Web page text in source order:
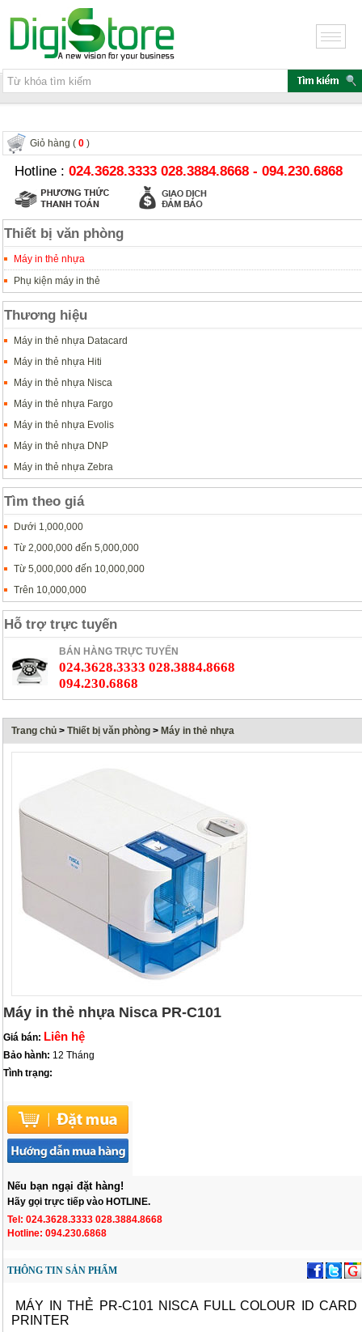
Giỏ hàng ( 0 )
Hotline : 024.3628.3333 028.3884.8668 - 094.230.6868
Thiết bị văn phòng
Máy in thẻ nhựa
Phụ kiện máy in thẻ
Thương hiệu
Máy in thẻ nhựa Datacard
Máy in thẻ nhựa Hiti
Máy in thẻ nhựa Nisca
Máy in thẻ nhựa Fargo
Máy in thẻ nhựa Evolis
Máy in thẻ nhựa DNP
Máy in thẻ nhựa Zebra
Tìm theo giá
Dưới 1,000,000
Từ 2,000,000 đến 5,000,000
Từ 5,000,000 đến 10,000,000
Trên 10,000,000
Hỗ trợ trực tuyến
BÁN HÀNG TRỰC TUYẾN
024.3628.3333 028.3884.8668
094.230.6868
Trang chủ > Thiết bị văn phòng > Máy in thẻ nhựa
Máy in thẻ nhựa Nisca PR-C101
Giá bán: Liên hệ
Bảo hành: 12 Tháng
Tình trạng:
Nếu bạn ngại đặt hàng!
Hãy gọi trực tiếp vào HOTLINE.
Tel: 024.3628.3333 028.3884.8668
Hotline: 094.230.6868
THÔNG TIN SẢN PHẨM
MÁY IN THẺ PR-C101 NISCA FULL COLOUR ID CARD
PRINTER